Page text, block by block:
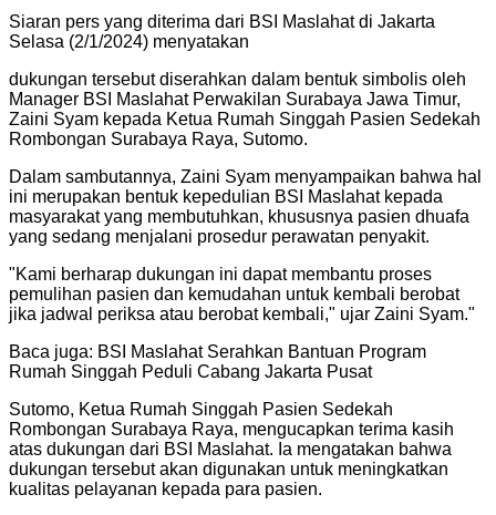
Siaran pers yang diterima dari BSI Maslahat di Jakarta
Selasa (2/1/2024) menyatakan
dukungan tersebut diserahkan dalam bentuk simbolis oleh
Manager BSI Maslahat Perwakilan Surabaya Jawa Timur,
Zaini Syam kepada Ketua Rumah Singgah Pasien Sedekah
Rombongan Surabaya Raya, Sutomo.
Dalam sambutannya, Zaini Syam menyampaikan bahwa hal
ini merupakan bentuk kepedulian BSI Maslahat kepada
masyarakat yang membutuhkan, khususnya pasien dhuafa
yang sedang menjalani prosedur perawatan penyakit.
"Kami berharap dukungan ini dapat membantu proses
pemulihan pasien dan kemudahan untuk kembali berobat
jika jadwal periksa atau berobat kembali," ujar Zaini Syam."
Baca juga: BSI Maslahat Serahkan Bantuan Program
Rumah Singgah Peduli Cabang Jakarta Pusat
Sutomo, Ketua Rumah Singgah Pasien Sedekah
Rombongan Surabaya Raya, mengucapkan terima kasih
atas dukungan dari BSI Maslahat. Ia mengatakan bahwa
dukungan tersebut akan digunakan untuk meningkatkan
kualitas pelayanan kepada para pasien.